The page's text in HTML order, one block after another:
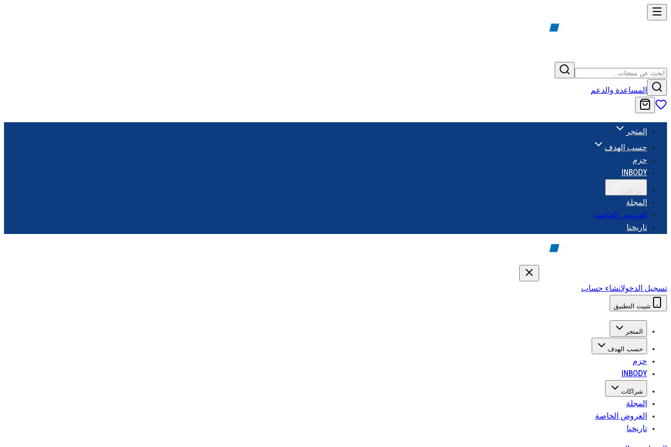
المساعدة والدعم
المتجر
حسب الهدف
حزم
INBODY
شراكات
المجلة
العروض الخاصة
تاريخنا
تسجيل الدخولإنشاء حساب
تثبيت التطبيق
المتجر
حسب الهدف
حزم
INBODY
شراكات
المجلة
العروض الخاصة
تاريخنا